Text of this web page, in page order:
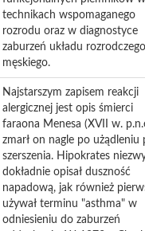
technikach wspomaganego
rozrodu oraz w diagnostyce
zaburzeń układu rozrodczego
męskiego.
Najstarszym zapisem reakcji
alergicznej jest opis śmierci
faraona Menesa (XVII w.
zmarł on nagle po użądleniu
szerszenia. Hipokrates
dokładnie opisał duszność
napadową, jak również
używał terminu "asthma" w
odniesieniu do zaburzeń